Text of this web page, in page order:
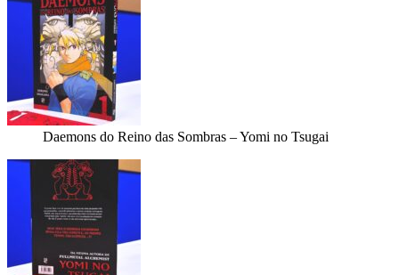
Daemons do Reino das Sombras – Yomi no Tsugai